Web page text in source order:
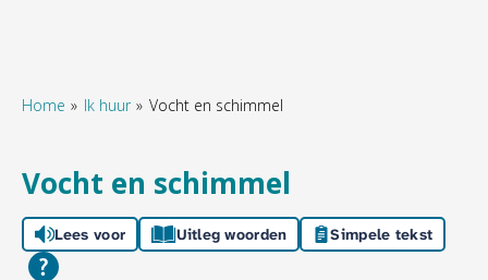
Naar hoofdinhoud
Naar hoofdnavigatiemenu
Naar zoeken
Home Ik huur Vocht en schimmel
Vocht en schimmel
Lees voor Uitleg woorden Simpele tekst